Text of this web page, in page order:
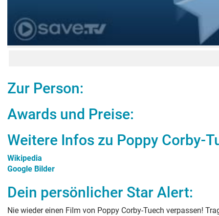
Zur Person:
Awards und Preise:
Weitere Infos zu Poppy Corby-
Wikipedia
Google Bilder
Dein persönlicher Star Alert:
Nie wieder einen Film von Poppy Corby-Tuech verpassen!